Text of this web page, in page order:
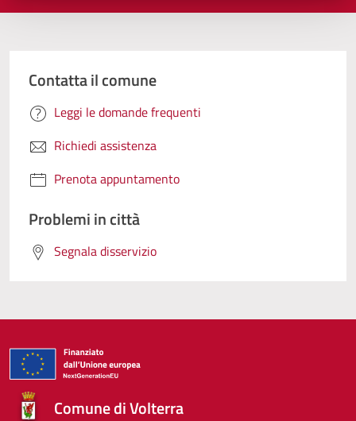
Contatta il comune
Leggi le domande frequenti
Richiedi assistenza
Prenota appuntamento
Problemi in città
Segnala disservizio
Comune di Volterra